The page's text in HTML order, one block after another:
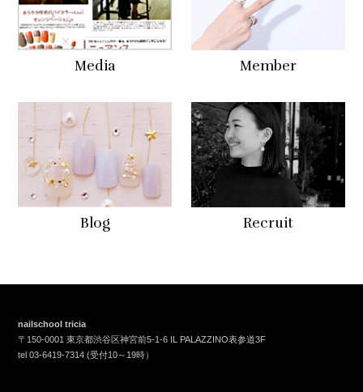
Media Member
Blog Recruit
nailschool tricia
〒150-0001 東京都渋谷区神宮前5-1-6 IL PALAZZINO表参道3F
tel03-6419-7314 (受付10～19時）